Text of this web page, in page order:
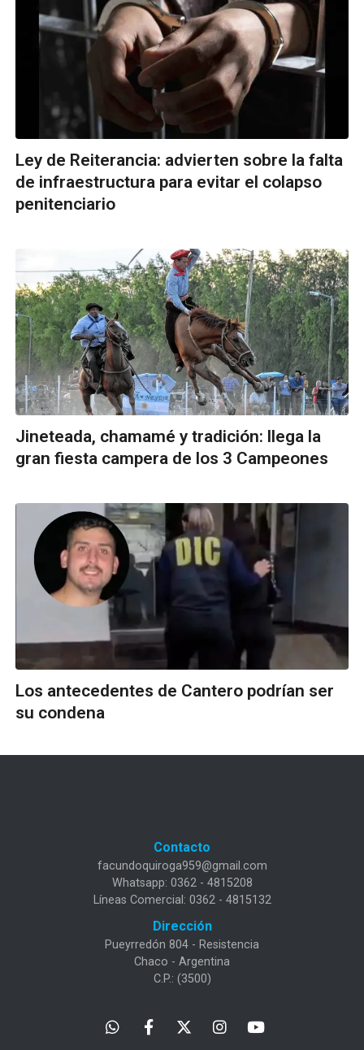
Ley de Reiterancia: advierten sobre la falta
de infraestructura para evitar el colapso
penitenciario
Jineteada, chamamé y tradición: llega la
gran fiesta campera de los 3 Campeones
Los antecedentes de Cantero podrían ser
su condena
Contacto
facundoquiroga959@gmail.com
Whatsapp: 0362 - 4815208
Líneas Comercial: 0362 - 4815132
Dirección
Pueyrredón 804 - Resistencia
Chaco - Argentina
C.P.: (3500)